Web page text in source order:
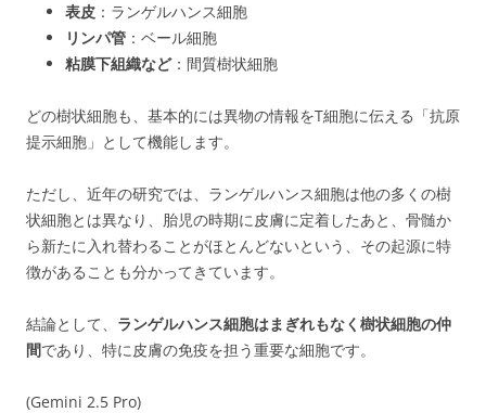
表皮 ：ランゲルハンス細胞
リンパ管 ：ベール細胞
粘膜下組織など：間質樹状細胞
どの樹状細胞も、基本的には異物の情報をT細胞に伝える「抗原
提示細胞」として機能します。
ただし、近年の研究では、ランゲルハンス細胞は他の多くの樹
状細胞とは異なり、胎児の時期に皮膚に定着したあと、骨髄か
ら新たに入れ替わることがほとんどないという、その起源に特
徴があることも分かってきています。
結論として、 ランゲルハンス細胞はまぎれもなく樹状細胞の仲
間であり、特に皮膚の免疫を担う重要な細胞です。
(Gemini 2.5 Pro)